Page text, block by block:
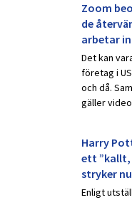
Zoom
de
arbetar
Det kan
företag i
och då.
gäller
Harry
ett ”kallt,
stryker
Enligt